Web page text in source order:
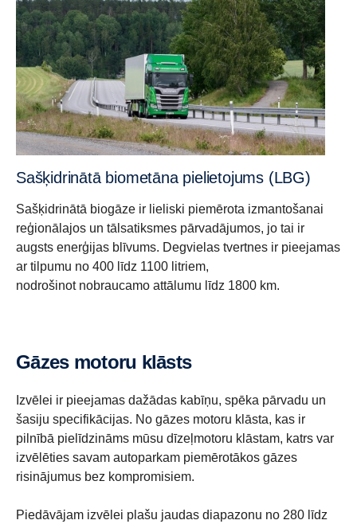
Sašķidrinātā biometāna pielietojums (LBG)
Sašķidrinātā biogāze ir lieliski piemērota izmantošanai
reģionālajos un tālsatiksmes pārvadājumos, jo tai ir
augsts enerģijas blīvums. Degvielas tvertnes ir pieejamas
ar tilpumu no 400 līdz 1100 litriem,
nodrošinot nobraucamo attālumu līdz 1800 km.
Gāzes motoru klāsts
Izvēlei ir pieejamas dažādas kabīņu, spēka pārvadu un
šasiju specifikācijas. No gāzes motoru klāsta, kas ir
pilnībā pielīdzināms mūsu dīzeļmotoru klāstam, katrs var
izvēlēties savam autoparkam piemērotākos gāzes
risinājumus bez kompromisiem.
Piedāvājam izvēlei plašu jaudas diapazonu no 280 līdz